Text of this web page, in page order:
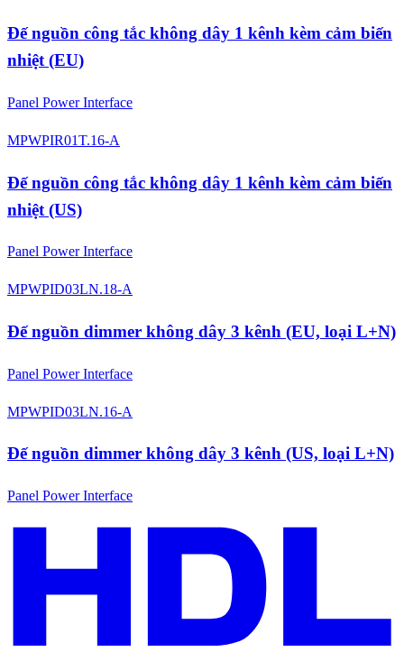
Đế nguồn công tắc không dây 1 kênh kèm cảm biến
nhiệt (EU)
Panel Power Interface
MPWPIR01T.16-A
Đế nguồn công tắc không dây 1 kênh kèm cảm biến
nhiệt (US)
Panel Power Interface
MPWPID03LN.18-A
Đế nguồn dimmer không dây 3 kênh (EU, loại L+N)
Panel Power Interface
MPWPID03LN.16-A
Đế nguồn dimmer không dây 3 kênh (US, loại L+N)
Panel Power Interface